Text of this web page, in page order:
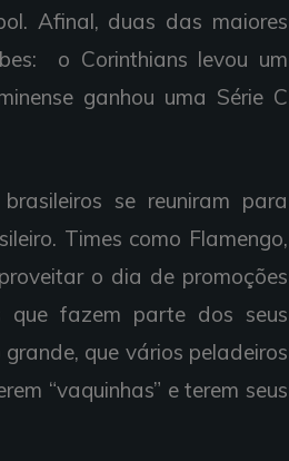
Afinal, duas das maiores
o Corinthians levou um
ganhou uma Série C
se reuniram para
Times como Flamengo,
o dia de promoções
que fazem parte dos seus
que vários peladeiros
“vaquinhas” e terem seus